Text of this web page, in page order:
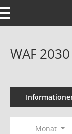
navigation
WAF
Monat